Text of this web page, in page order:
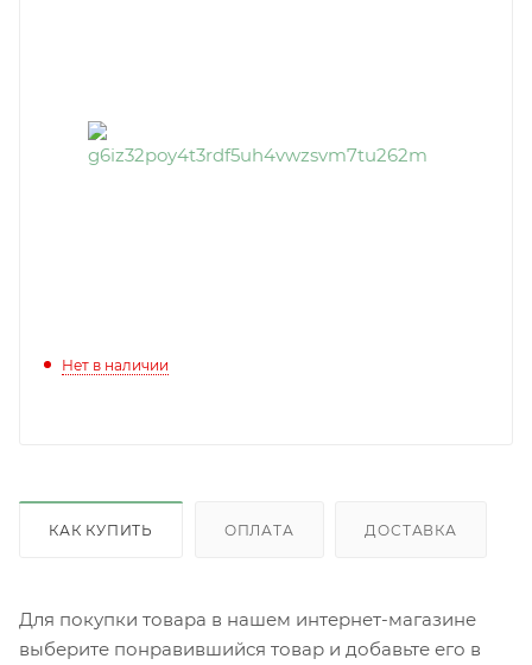
Нет в наличии
КАК КУПИТЬ ОПЛАТА ДОСТАВКА
Для покупки товара в нашем интернет-магазине
выберите понравившийся товар и добавьте его в